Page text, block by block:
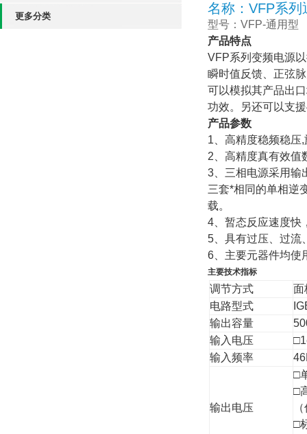
更多分类
名称：VFP系
型号：VFP-通用型
产品特点
VFP系列变频电源
瞬时值反馈、正弦
可以模拟其产品出
功效。另还可以支
产品参数
1、高精度稳频稳压
2、高精度真有效值
3、三相电源采用输
三套*相同的单相逆
载。
4、暂态反应速度快
5、具有过压、过流
6、主要元器件均使
主要技术指标
调节方式
面
电路型式
输出容量
输入电压
输入频率
输出电压
□
□
□